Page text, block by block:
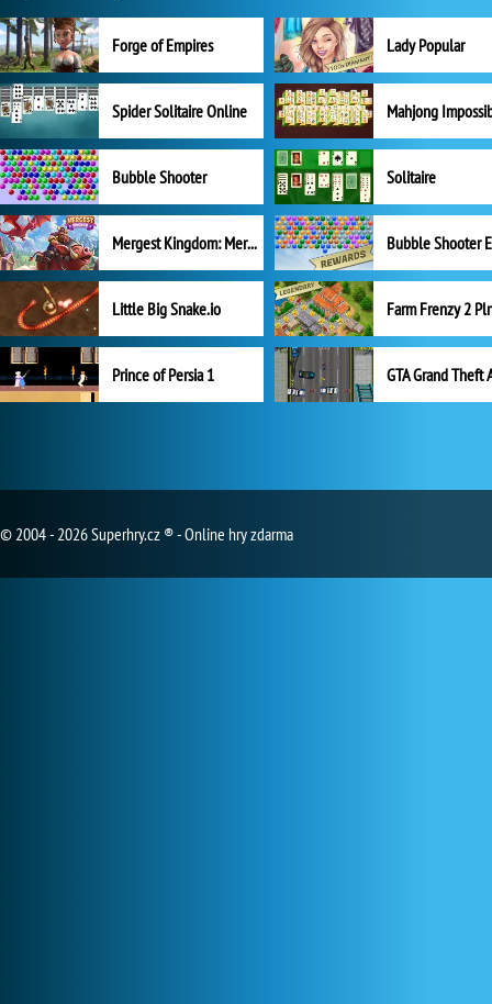
Forge of Empires Lady Popular
Spider Solitaire Online Mahjong
Bubble Shooter Solitaire
Mergest Kingdom: Merge Puzzle
Little Big Snake.io
Prince of Persia 1 GTA Grand Theft
© 2004 - 2026 Superhry.cz ® - Online hry zdarma